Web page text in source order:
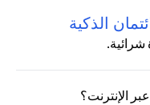
الذكية
شرائية.